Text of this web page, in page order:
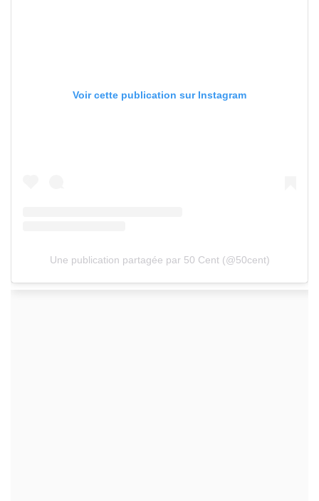
Voir cette publication sur Instagram
Une publication partagée par 50 Cent (@50cent)